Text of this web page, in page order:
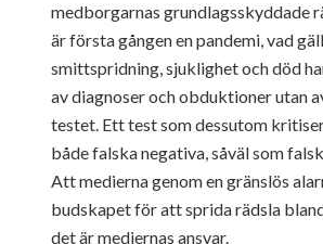
medborgarnas grundlagsskyddade
är första gången en pandemi, vad
smittspridning, sjuklighet och död
av diagnoser och obduktioner utan
testet. Ett test som dessutom
både falska negativa, såväl som
Att medierna genom en gränslös
budskapet för att sprida rädsla
det är mediernas ansvar.